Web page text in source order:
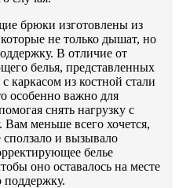
брюки изготовлены из
не только дышат, но
В отличие от
белья, представленных
каркасом из костной стали
особенно важно для
снять нагрузку с
меньше всего хочется,
и вызывало
белье
оно оставалось на месте
поддержку.